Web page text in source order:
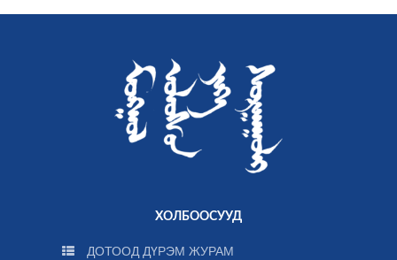
ХОЛБООСУУД
ДОТООД ДҮРЭМ ЖУРАМ